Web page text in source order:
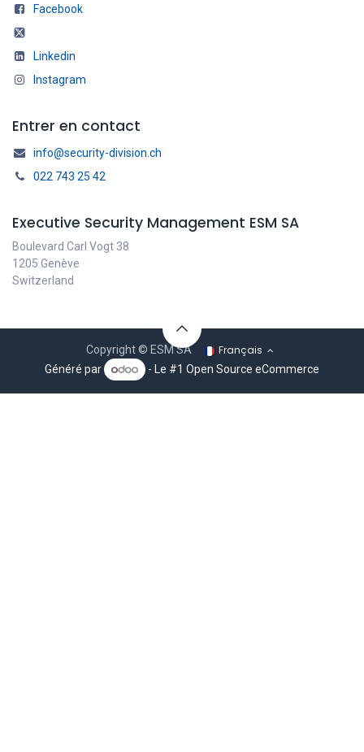
Facebook
Linkedin
Instagram
Entrer en contact
info@security-division.ch
022 743 25 42
Executive Security Management ESM SA
Boulevard Carl Vogt 38
1205 Genève
Switzerland
Copyright © ESM SA Français
Généré par - Le #1Open Source eCommerce